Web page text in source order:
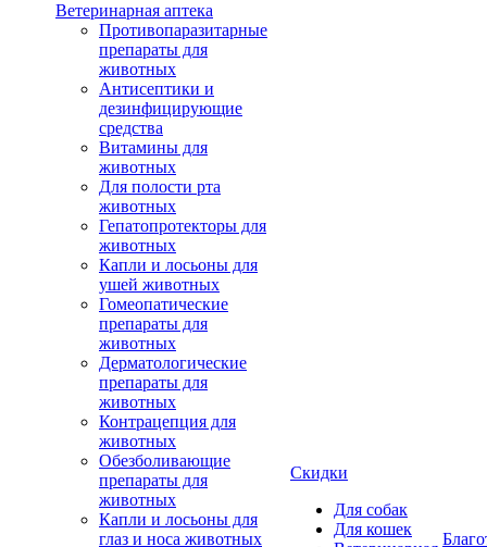
Ветеринарная аптека
Противопаразитарные
препараты для
животных
Антисептики и
дезинфицирующие
средства
Витамины для
животных
Для полости рта
животных
Гепатопротекторы для
животных
Капли и лосьоны для
ушей животных
Гомеопатические
препараты для
животных
Дерматологические
препараты для
животных
Контрацепция для
животных
Обезболивающие
препараты для
животных
Капли и лосьоны для
глаз и носа животных
Скидки
Для собак
Для кошек